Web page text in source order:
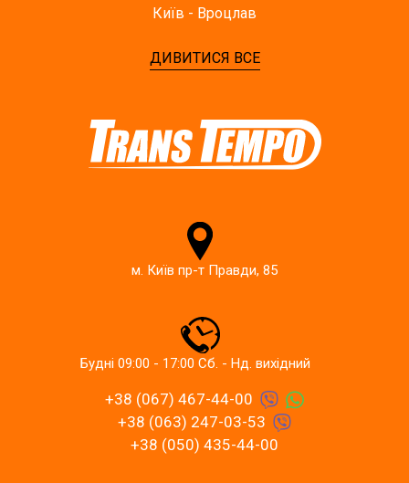
Київ - Вроцлав
ДИВИТИСЯ ВСЕ
м. Київ пр-т Правди, 85
Будні 09:00 - 17:00 Сб. - Нд. вихідний
+38 (067) 467-44-00
+38 (063) 247-03-53
+38 (050) 435-44-00